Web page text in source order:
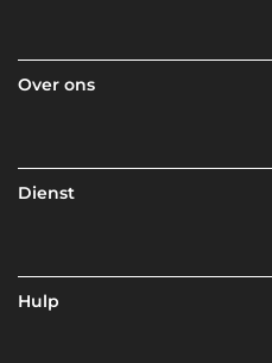
Over ons
Dienst
Hulp